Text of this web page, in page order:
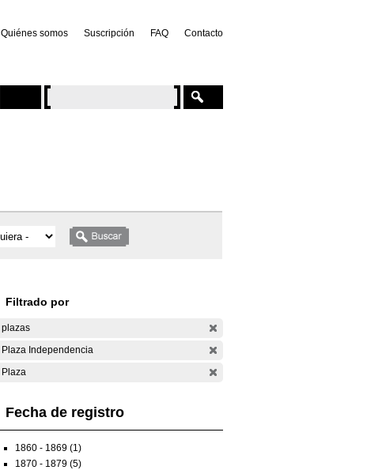
Quiénes somos Suscripción FAQ Contacto
Filtrado por
plazas
Plaza Independencia
Plaza
Fecha de registro
1860 - 1869 (1)
1870 - 1879 (5)